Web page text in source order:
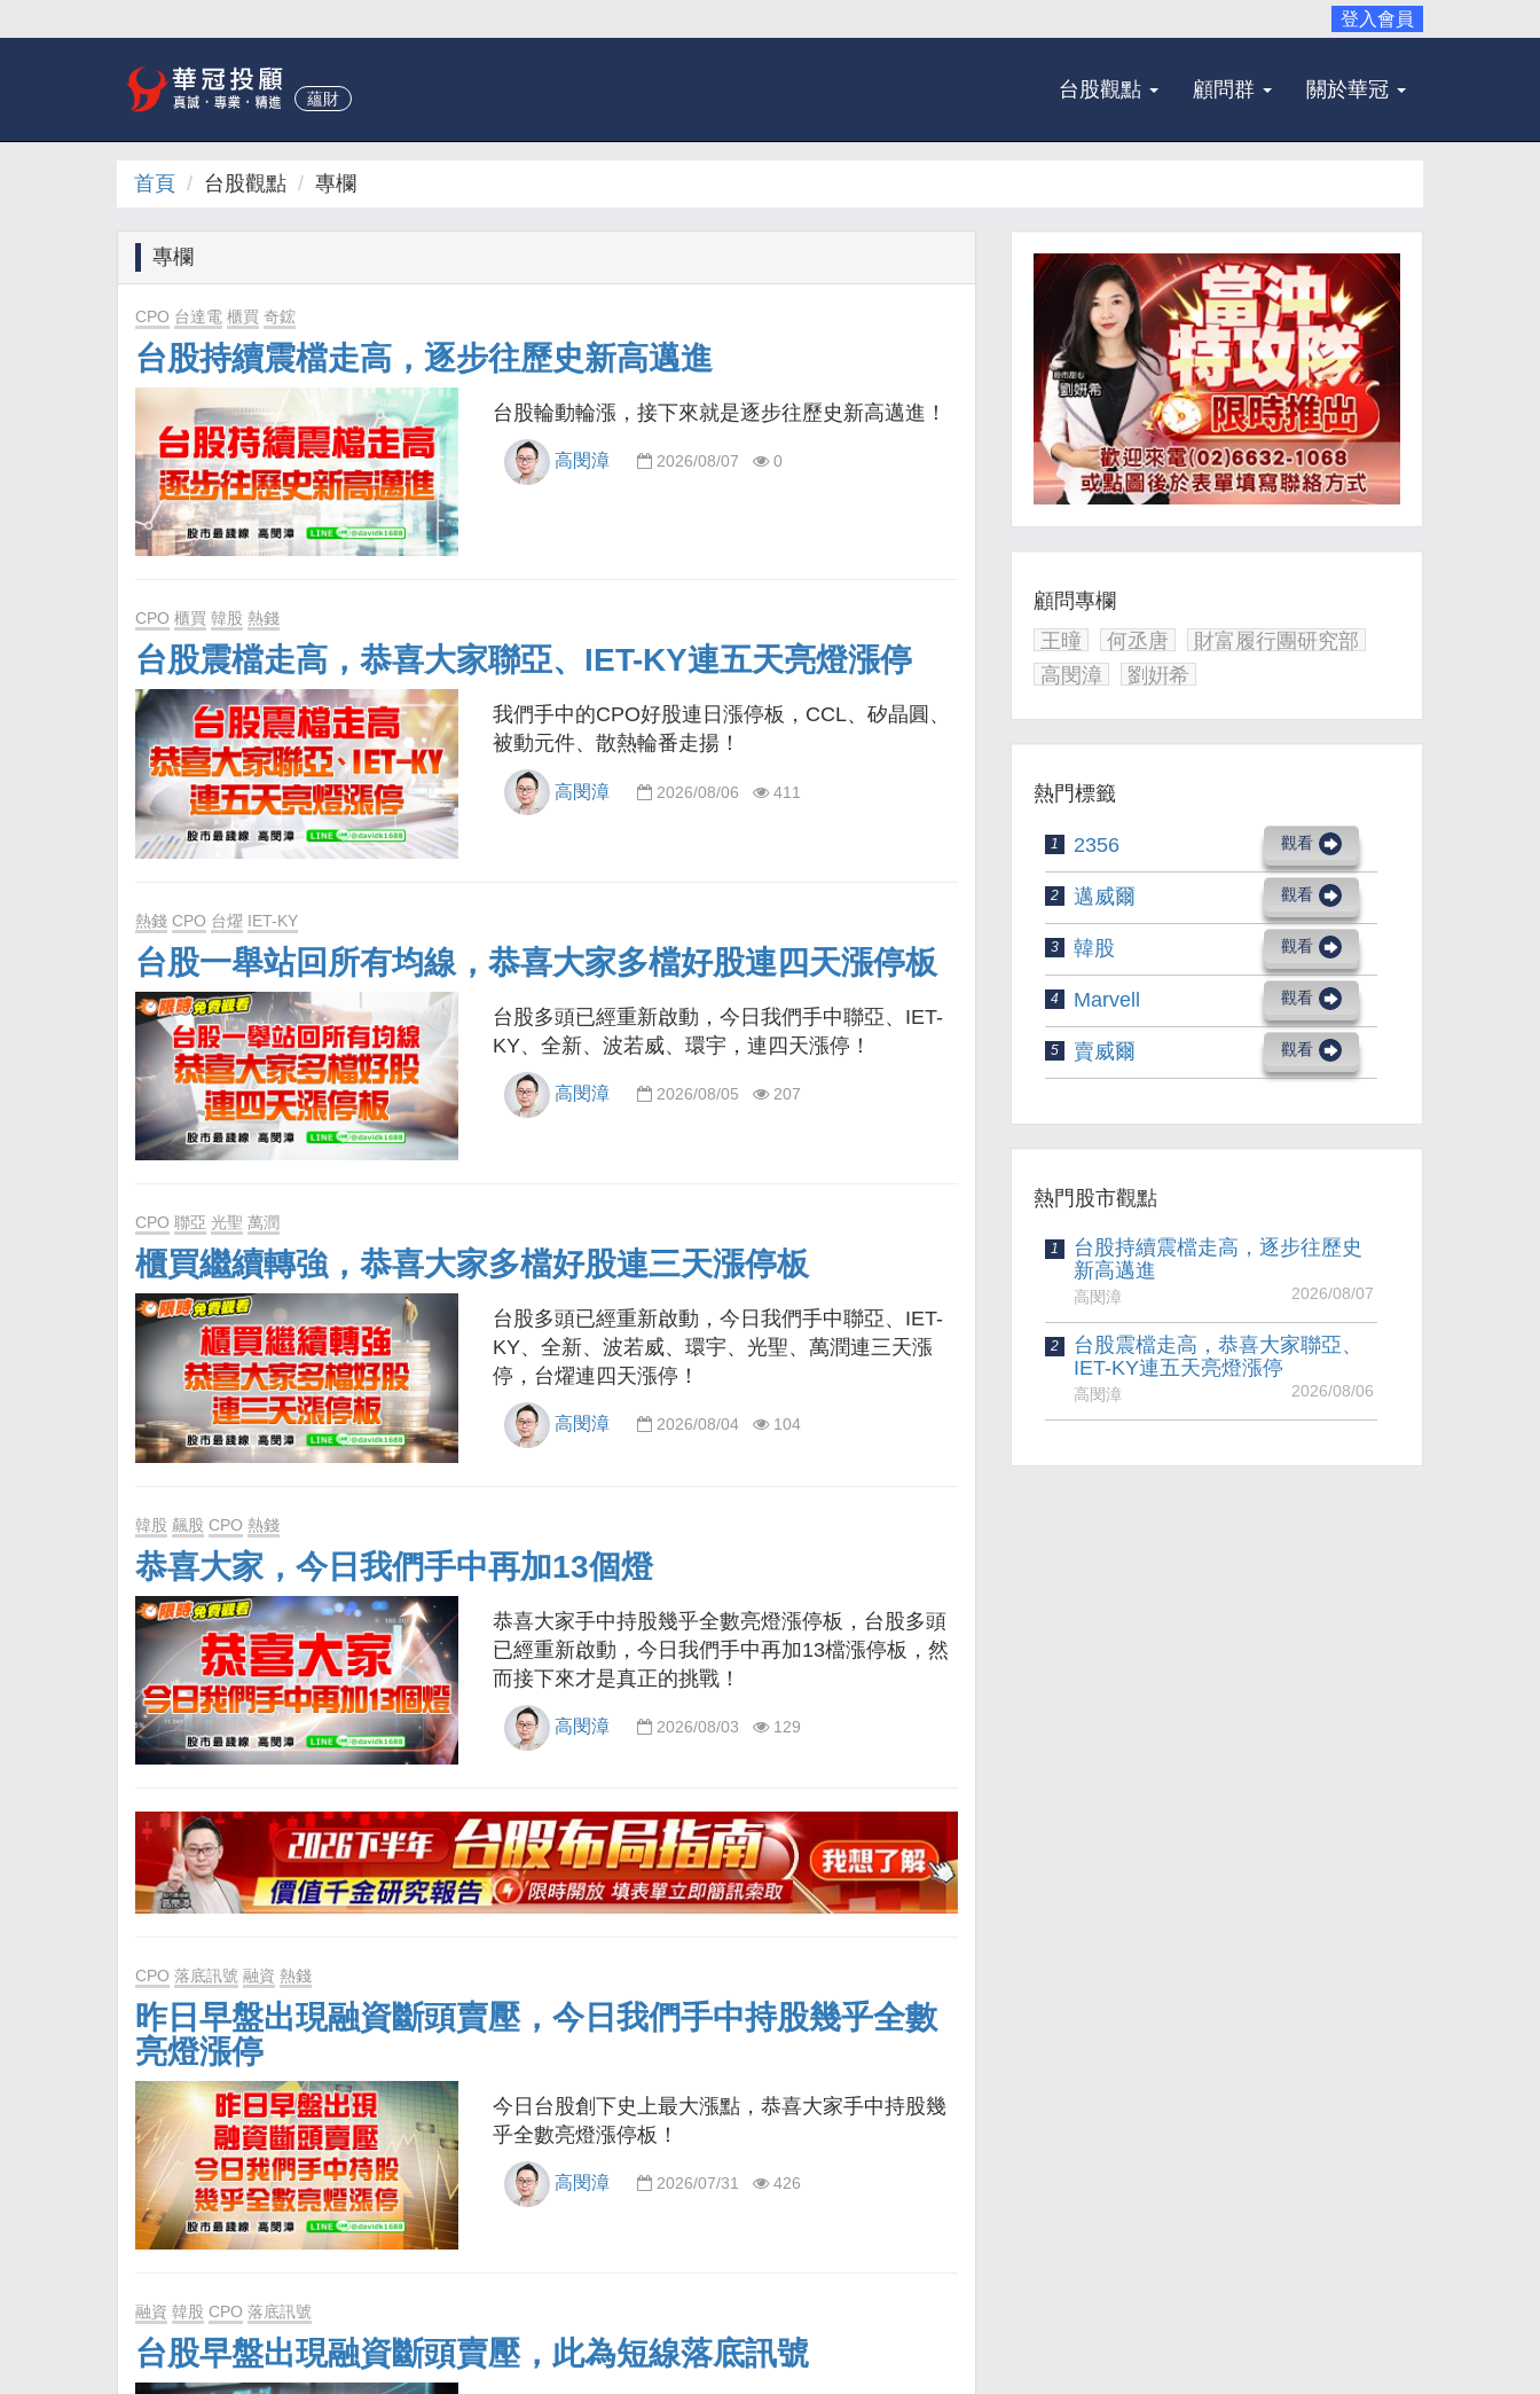
登入會員
蘊財 台股觀點 顧問群 關於華冠
首頁 台股觀點 專欄
專欄
CPO 台達電 櫃買 奇鋐
台股持續震檔走高，逐步往歷史新高邁進
台股輪動輪漲，接下來就是逐步往歷史新高邁進！
高閔漳 2026/08/07 0
CPO 櫃買 韓股 熱錢
台股震檔走高，恭喜大家聯亞、IET-KY連五天亮燈漲停
我們手中的CPO好股連日漲停板，CCL、矽晶圓、
被動元件、散熱輪番走揚！
高閔漳 2026/08/06 411
熱錢 CPO 台燿 IET-KY
台股一舉站回所有均線，恭喜大家多檔好股連四天漲停板
台股多頭已經重新啟動，今日我們手中聯亞、IET-
KY、全新、波若威、環宇，連四天漲停！
高閔漳 2026/08/05 207
CPO 聯亞 光聖 萬潤
櫃買繼續轉強，恭喜大家多檔好股連三天漲停板
台股多頭已經重新啟動，今日我們手中聯亞、IET-
KY、全新、波若威、環宇、光聖、萬潤連三天漲
停，台燿連四天漲停！
高閔漳 2026/08/04 104
韓股 飆股 CPO 熱錢
恭喜大家，今日我們手中再加13個燈
恭喜大家手中持股幾乎全數亮燈漲停板，台股多頭
已經重新啟動，今日我們手中再加13檔漲停板，然
而接下來才是真正的挑戰！
高閔漳 2026/08/03 129
CPO 落底訊號 融資 熱錢
昨日早盤出現融資斷頭賣壓，今日我們手中持股幾乎全數
亮燈漲停
今日台股創下史上最大漲點，恭喜大家手中持股幾
乎全數亮燈漲停板！
高閔漳 2026/07/31 426
融資 韓股 CPO 落底訊號
台股早盤出現融資斷頭賣壓，此為短線落底訊號
顧問專欄
王曈
何丞唐
財富履行團研究部
高閔漳
劉姸希
熱門標籤
1 2356 觀看
2 邁威爾 觀看
3 韓股 觀看
4 Marvell 觀看
5 賣威爾 觀看
熱門股市觀點
1
台股持續震檔走高，逐步往歷史
新高邁進
2026/08/07
高閔漳
2
台股震檔走高，恭喜大家聯亞、
IET-KY連五天亮燈漲停
2026/08/06
高閔漳